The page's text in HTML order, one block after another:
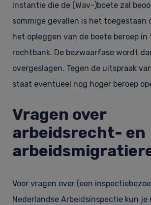
instantie die de (Wav-)boete zal
sommige gevallen is het toegestaan
het opleggen van de boete beroep
rechtbank. De bezwaarfase wordt
overgeslagen. Tegen de uitspraak
staat eventueel nog hoger beroep
Vragen over
arbeidsrecht- en
Voor vragen over (een
Nederlandse Arbeidsinspectie kun je